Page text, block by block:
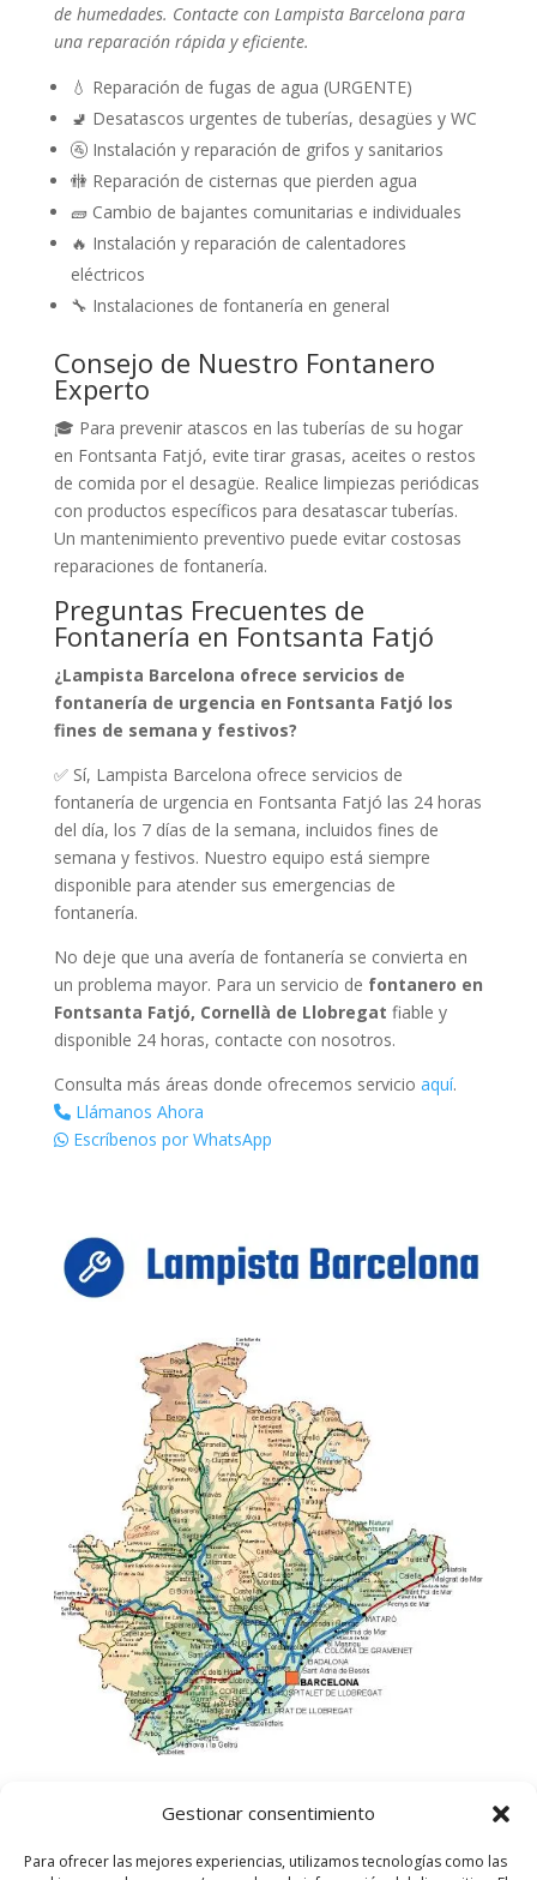
Gestionar consentimiento
Para ofrecer las mejores experiencias, utilizamos tecnologías como las
de humedades. Contacte con Lampista Barcelona para
una reparación rápida y eficiente.
💧 Reparación de fugas de agua (URGENTE)
🚽 Desatascos urgentes de tuberías, desagües y WC
🚰 Instalación y reparación de grifos y sanitarios
🚻 Reparación de cisternas que pierden agua
🧱 Cambio de bajantes comunitarias e individuales
🔥 Instalación y reparación de calentadores
eléctricos
🔧 Instalaciones de fontanería en general
Consejo de Nuestro Fontanero
Experto
🎓 Para prevenir atascos en las tuberías de su hogar
en Fontsanta Fatjó, evite tirar grasas, aceites o restos
de comida por el desagüe. Realice limpiezas periódicas
con productos específicos para desatascar tuberías.
Un mantenimiento preventivo puede evitar costosas
reparaciones de fontanería.
Preguntas Frecuentes de
Fontanería en Fontsanta Fatjó
¿Lampista Barcelona ofrece servicios de
fontanería de urgencia en Fontsanta Fatjó los
fines de semana y festivos?
✅ Sí, Lampista Barcelona ofrece servicios de
fontanería de urgencia en Fontsanta Fatjó las 24 horas
del día, los 7 días de la semana, incluidos fines de
semana y festivos. Nuestro equipo está siempre
disponible para atender sus emergencias de
fontanería.
No deje que una avería de fontanería se convierta en
un problema mayor. Para un servicio de fontanero en
Fontsanta Fatjó, Cornellà de Llobregat fiable y
disponible 24 horas, contacte con nosotros.
Consulta más áreas donde ofrecemos servicio aquí.
Llámanos Ahora
Escríbenos por WhatsApp